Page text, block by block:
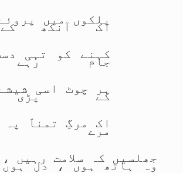
پلکوں میں
اک آنکھ
کہنے کو تہی
جام
ہر چوٹ اسی
کے
اک مرگِ تمناّ پہ
مرے
جھلسیں کہ سلامت رہیں ،
وہ ہاتھ ہوں ، دل ہوں